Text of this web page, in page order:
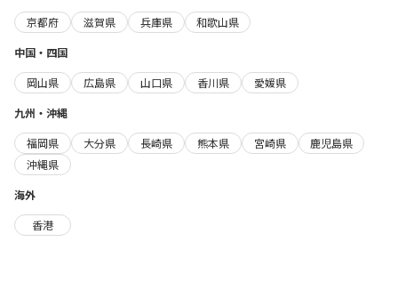
京都府
滋賀県 兵庫県
和歌山県
中国・四国
岡山県
広島県 山口県 香川県
愛媛県
九州・沖縄
福岡県
大分県 長崎県 熊本県 宮崎県
鹿児島県
沖縄県
海外
香港